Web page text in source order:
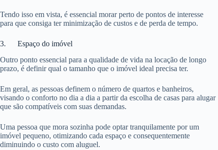
Tendo isso em vista, é essencial morar perto de pontos de interesse
para que consiga ter minimização de custos e de perda de tempo.
3. Espaço do imóvel
Outro ponto essencial para a qualidade de vida na locação de longo
prazo, é definir qual o tamanho que o imóvel ideal precisa ter.
Em geral, as pessoas definem o número de quartos e banheiros,
visando o conforto no dia a dia a partir da escolha de casas para alugar
que são compatíveis com suas demandas.
Uma pessoa que mora sozinha pode optar tranquilamente por um
imóvel pequeno, otimizando cada espaço e consequentemente
diminuindo o custo com aluguel.